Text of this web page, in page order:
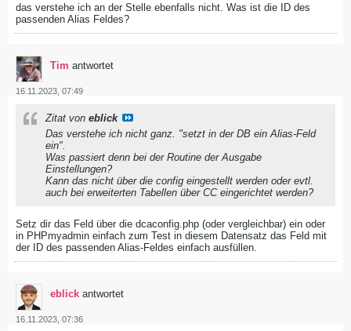
das verstehe ich an der Stelle ebenfalls nicht. Was ist die ID des
passenden Alias Feldes?
Tim antwortet
16.11.2023, 07:49
Zitat von eblick
Das verstehe ich nicht ganz. "setzt in der DB ein Alias-Feld
ein".
Was passiert denn bei der Routine der Ausgabe
Einstellungen?
Kann das nicht über die config eingestellt werden oder evtl.
auch bei erweiterten Tabellen über CC eingerichtet werden?
Setz dir das Feld über die dcaconfig.php (oder vergleichbar) ein oder
in PHPmyadmin einfach zum Test in diesem Datensatz das Feld mit
der ID des passenden Alias-Feldes einfach ausfüllen.
eblick antwortet
16.11.2023, 07:36